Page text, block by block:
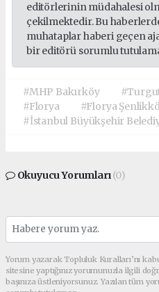
editörlerinin müdahalesi
çekilmektedir. Bu
muhataplar haberi geçen
bir editörü sorumlu
#MHP Bakırköy
#Florya
#Florya
#İstanbul Büyükşehir
Okuyucu Yorumları(0)
Yorum yazarak Topluluk Kuralları’nı
sitesine yaptığınız yorumunuzla ilgili
başınıza üstleniyorsunuz. Yazılan tüm